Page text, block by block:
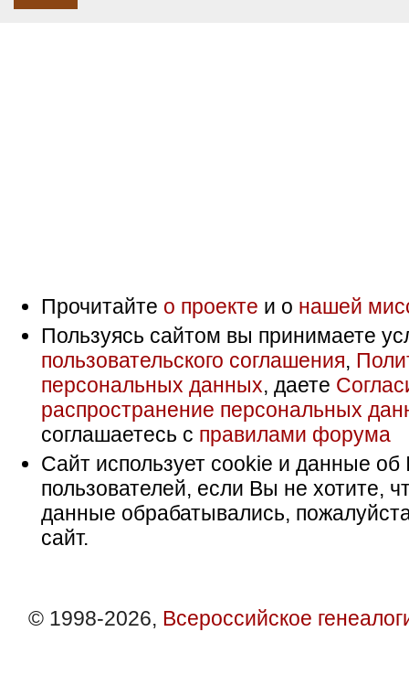
Прочитайте о проекте и о нашей
Пользуясь сайтом вы принимаете
пользовательского соглашения,
персональных данных, даете
распространение персональных
соглашаетесь с правилами форума
Сайт использует cookie и данные об
пользователей, если Вы не хотите,
данные обрабатывались,
сайт.
© 1998-2026, Всероссийское